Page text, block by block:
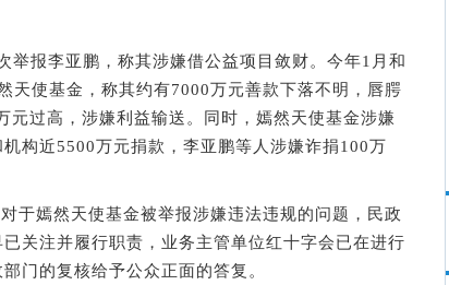
报李亚鹏，称其涉嫌借公益项目敛财。今年1月和
天使基金，称其约有7000万元善款下落不明，唇腭
元过高，涉嫌利益输送。同时，嫣然天使基金涉嫌
构近5500万元捐款，李亚鹏等人涉嫌诈捐100万
于嫣然天使基金被举报涉嫌违法违规的问题，民政
关注并履行职责，业务主管单位红十字会已在进行
门的复核给予公众正面的答复。